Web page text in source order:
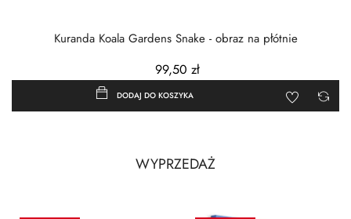
Kuranda Koala Gardens Snake - obraz na płótnie
99,50 zł
DODAJ DO KOSZYKA
WYPRZEDAŻ